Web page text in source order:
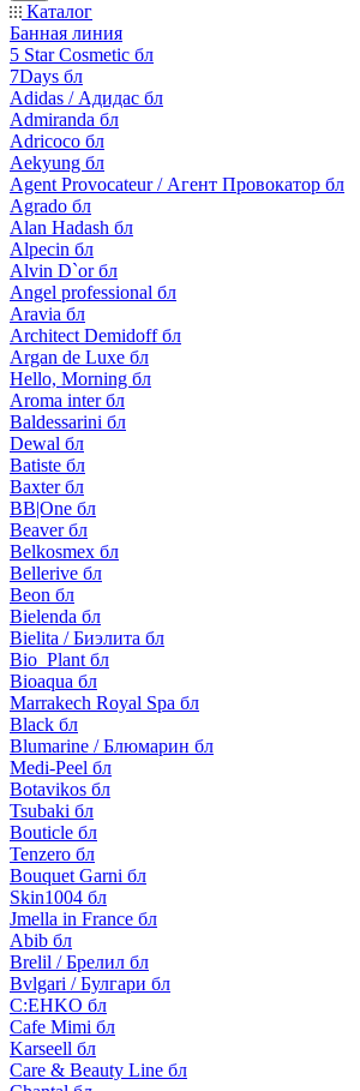
Каталог
Банная линия
5 Star Cosmetic бл
7Days бл
Adidas / Адидас бл
Admiranda бл
Adricoco бл
Aekyung бл
Agent Provocateur / Агент Провокатор бл
Agrado бл
Alan Hadash бл
Alpecin бл
Alvin D`or бл
Angel professional бл
Aravia бл
Architect Demidoff бл
Argan de Luxe бл
Hello, Morning бл
Aroma inter бл
Baldessarini бл
Dewal бл
Batiste бл
Baxter бл
BB|One бл
Beaver бл
Belkosmex бл
Bellerive бл
Beon бл
Bielenda бл
Bielita / Биэлита бл
Bio_Plant бл
Bioaqua бл
Marrakech Royal Spa бл
Black бл
Blumarine / Блюмарин бл
Medi-Peel бл
Botavikos бл
Tsubaki бл
Bouticle бл
Tenzero бл
Bouquet Garni бл
Skin1004 бл
Jmella in France бл
Abib бл
Brelil / Брелил бл
Bvlgari / Булгари бл
C:EHKO бл
Cafe Mimi бл
Karseell бл
Care & Beauty Line бл